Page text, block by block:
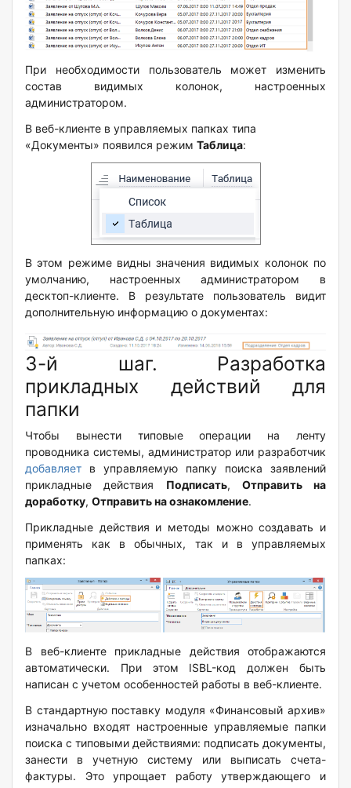
При необходимости пользователь может изменить
состав видимых колонок, настроенных
администратором.
В веб-клиенте в управляемых папках типа
«Документы» появился режим Таблица:
В этом режиме видны значения видимых колонок по
умолчанию, настроенных администратором в
десктоп-клиенте. В результате пользователь видит
дополнительную информацию о документах:
3-й шаг. Разработка
прикладных действий для
папки
Чтобы вынести типовые операции на ленту
проводника системы, администратор или разработчик
добавляет в управляемую папку поиска заявлений
прикладные действия Подписать, Отправить на
доработку, Отправить на ознакомление.
Прикладные действия и методы можно создавать и
применять как в обычных, так и в управляемых
папках:
В веб-клиенте прикладные действия отображаются
автоматически. При этом ISBL-код должен быть
написан с учетом особенностей работы в веб-клиенте.
В стандартную поставку модуля «Финансовый архив»
изначально входят настроенные управляемые папки
поиска с типовыми действиями: подписать документы,
занести в учетную систему или выписать счета-
фактуры. Это упрощает работу утверждающего и